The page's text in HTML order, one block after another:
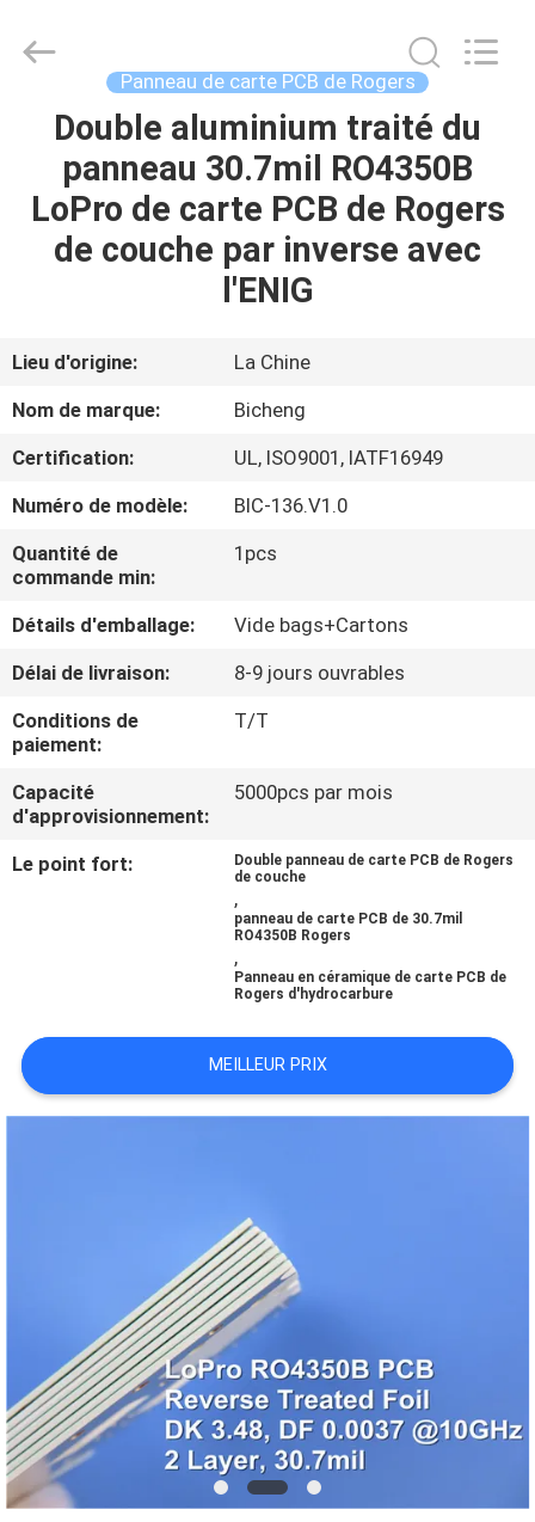
MAISON
VIDÉOS
PROPOS
DE
NOUS
VISITE
DE
L'USINE
CONTRÔLE
DE
LA
CONTACTER
NOUVELLES
POLITIQUE
DE
CONFIDENTIALITÉ
Electronics
Technology
Panneau de carte PCB de Rogers
Double aluminium traité du
panneau 30.7mil RO4350B
LoPro de carte PCB de Rogers
de couche par inverse avec
l'ENIG
Lieu d'origine:
La Chine
Nom de marque:
Bicheng
Certification:
UL, ISO9001, IATF16949
Numéro de modèle:
BIC-136.V1.0
Quantité de
commande min:
1pcs
Détails d'emballage:
Vide bags+Cartons
Délai de livraison:
8-9 jours ouvrables
Conditions de
paiement:
T/T
Capacité
d'approvisionnement:
5000pcs par mois
Le point fort:
Double panneau de carte PCB de Rogers
de couche
,
panneau de carte PCB de 30.7mil
RO4350B Rogers
,
Panneau en céramique de carte PCB de
Rogers d'hydrocarbure
MEILLEUR PRIX